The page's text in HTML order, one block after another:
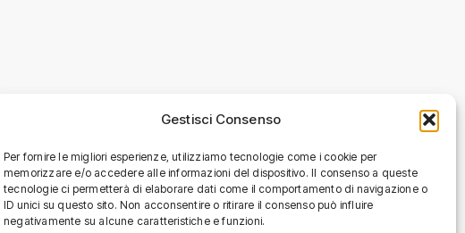
Gestisci Consenso
Per fornire le migliori esperienze, utilizziamo tecnologie come i cookie per
memorizzare e/o accedere alle informazioni del dispositivo. Il consenso a queste
tecnologie ci permetterà di elaborare dati come il comportamento di navigazione o
ID unici su questo sito. Non acconsentire o ritirare il consenso può influire
negativamente su alcune caratteristiche e funzioni.